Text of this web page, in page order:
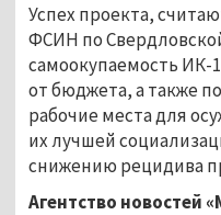
Успех проекта,
ФСИН по
самоокупаемость ИК-
от бюджета, а также
рабочие места для
их лучшей
снижению рецидива
Агентство новостей